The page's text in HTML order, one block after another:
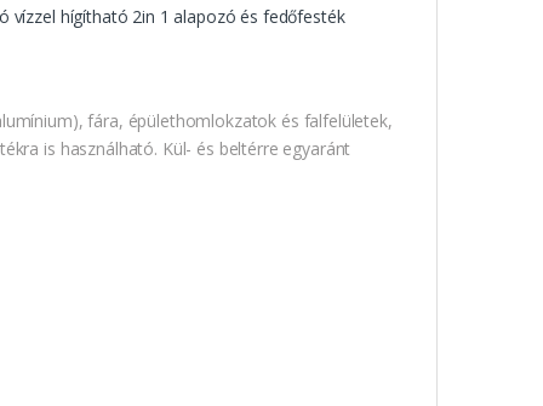
vízzel hígítható 2in 1 alapozó és fedőfesték
fára, épülethomlokzatok és falfelületek,
is használható. Kül- és beltérre egyaránt